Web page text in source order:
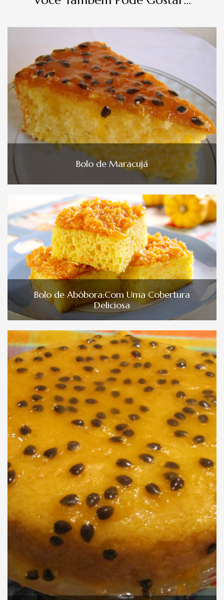
Bolo de Maracujá
Bolo de Abóbora:Com Uma Cobertura
Deliciosa